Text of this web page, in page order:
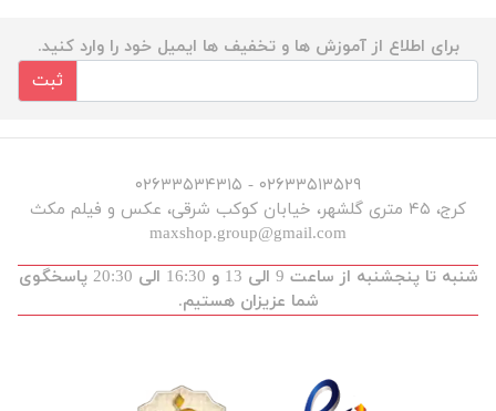
برای اطلاع از آموزش ها و تخفیف ها ایمیل خود را وارد کنید.
ثبت
۰۲۶۳۳۵۱۳۵۲۹ - ۰۲۶۳۳۵۳۴۳۱۵
کرج، ۴۵ متری گلشهر، خیابان کوکب شرقی، عکس و فیلم مکث
maxshop.group@gmail.com
شنبه تا پنجشنبه از ساعت 9 الی 13 و 16:30 الی 20:30 پاسخگوی
شما عزیزان هستیم.